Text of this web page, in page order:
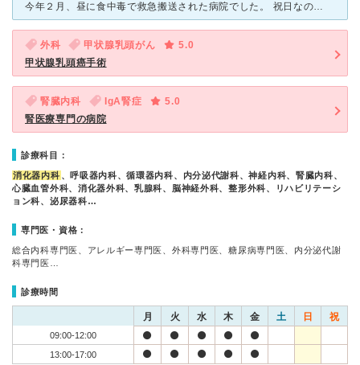
今年２月、昼に食中毒で救急搬送された病院でした。 祝日なので、救急車内で救急の方が近くの大きな病院に連絡しても３つの病院が受け入れできず、ようやくここに入ることができました。 自分は白
外科 甲状腺乳頭がん
5.0
甲状腺乳頭癌手術
腎臓内科 IgA腎症
5.0
腎医療専門の病院
診療科目：
消化器内科 、呼吸器内科、循環器内科、内分泌代謝科、神経内科、腎臓内科、
心臓血管外科、消化器外科、乳腺科、脳神経外科、整形外科、リハビリテーシ
ョン科、泌尿器科…
専門医・資格：
総合内科専門医、アレルギー専門医、外科専門医、糖尿病専門医、内分泌代謝
科専門医…
診療時間
月 火 水 木 金 土 日 祝
09:00-12:00
13:00-17:00